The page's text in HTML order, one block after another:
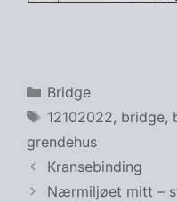
Kategorier
Bridge
Stikkord
12102022, bridge,
grendehus
Kransebinding
Nærmiljøet mitt –